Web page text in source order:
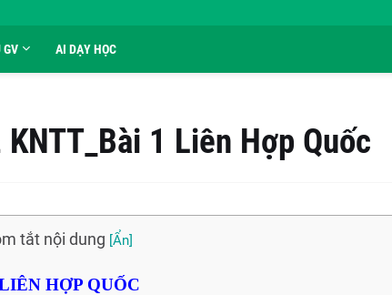
GV AI DẠY HỌC
1 Liên Hợp Quốc
tắt nội dung
HỢP QUỐC